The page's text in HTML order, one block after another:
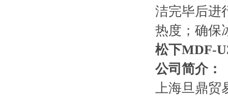
洁完毕后进
热度；确保
松下MDF-
公司简介：
上海旦鼎贸